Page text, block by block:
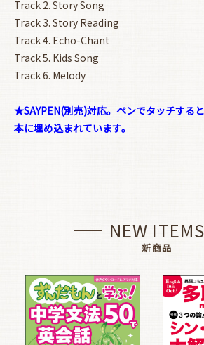
Track 2. Story Song
Track 3. Story Reading
Track 4. Echo-Chant
Track 5. Kids Song
Track 6. Melody
★SAYPEN(別売)対応。ペンでタッチする
本に埋め込まれています。
NEW ITEMS
新商品